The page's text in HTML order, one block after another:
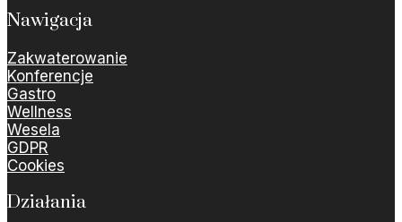
Nawigacja
Zakwaterowanie
Konferencje
Gastro
Wellness
Wesela
GDPR
Cookies
Działania